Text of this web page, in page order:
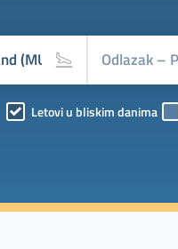
Letovi u bliskim danima